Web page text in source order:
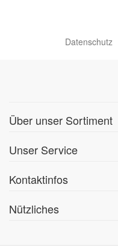
Datenschutz
Über unser Sortiment
Unser Service
Kontaktinfos
Nützliches